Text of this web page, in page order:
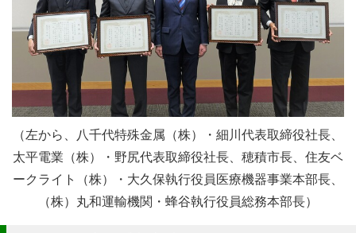
（左から、八千代特殊金属（株）・細川代表取締役社長、
太平電業（株）・野尻代表取締役社長、穂積市長、住友ベ
ークライト（株）・大久保執行役員医療機器事業本部長、
（株）丸和運輸機関・蜂谷執行役員総務本部長）